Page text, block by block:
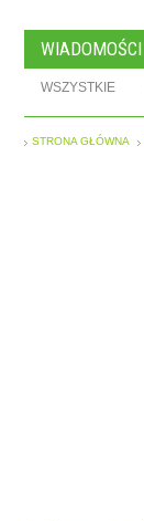
WIADOMOŚCI
WSZYSTKIE
STRONA GŁÓWNA